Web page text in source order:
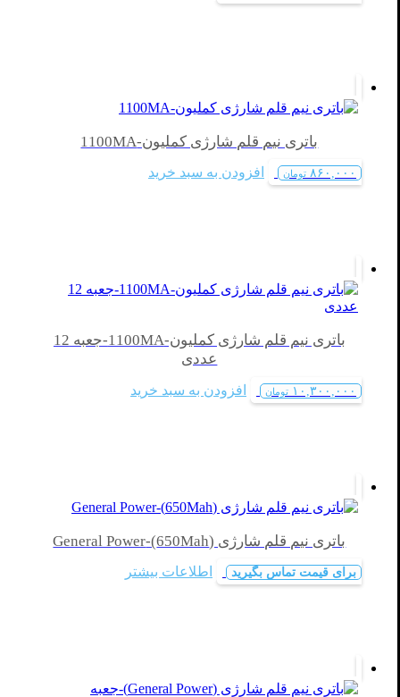
باتری نیم قلم شارژی کملیون-1100MA
۸۶۰,۰۰۰ تومان افزودن به سبد خرید
باتری نیم قلم شارژی کملیون-1100MA-جعبه 12
عددی
۱۰,۳۰۰,۰۰۰ تومان افزودن به سبد خرید
باتری نیم قلم شارژی (650Mah)-General Power
برای قیمت تماس بگیرید اطلاعات بیشتر